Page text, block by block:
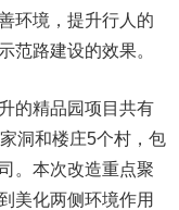
环境，提升行人的
范路建设的效果。
的精品园项目共有
洞和楼庄5个村，包
。本次改造重点聚
美化两侧环境作用